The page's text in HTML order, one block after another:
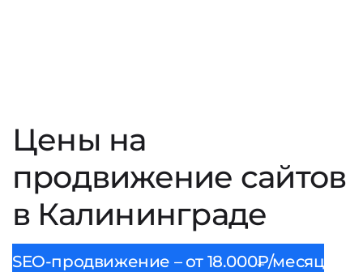
Цены на
продвижение сайтов
в Калининграде
SEO-продвижение – от 18.000₽/месяц